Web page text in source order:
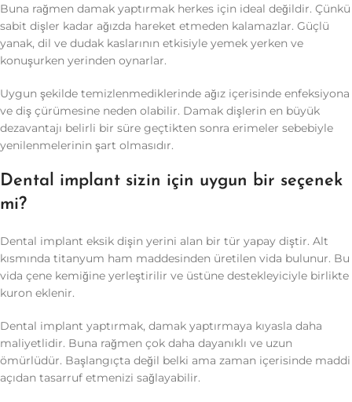
Buna rağmen damak yaptırmak herkes için ideal değildir. Çünkü
sabit dişler kadar ağızda hareket etmeden kalamazlar. Güçlü
yanak, dil ve dudak kaslarının etkisiyle yemek yerken ve
konuşurken yerinden oynarlar.
Uygun şekilde temizlenmediklerinde ağız içerisinde enfeksiyona
ve diş çürümesine neden olabilir. Damak dişlerin en büyük
dezavantajı belirli bir süre geçtikten sonra erimeler sebebiyle
yenilenmelerinin şart olmasıdır.
Dental implant sizin için uygun bir seçenek
mi?
Dental implant eksik dişin yerini alan bir tür yapay diştir. Alt
kısmında titanyum ham maddesinden üretilen vida bulunur. Bu
vida çene kemiğine yerleştirilir ve üstüne destekleyiciyle birlikte
kuron eklenir.
Dental implant yaptırmak, damak yaptırmaya kıyasla daha
maliyetlidir. Buna rağmen çok daha dayanıklı ve uzun
ömürlüdür. Başlangıçta değil belki ama zaman içerisinde maddi
açıdan tasarruf etmenizi sağlayabilir.